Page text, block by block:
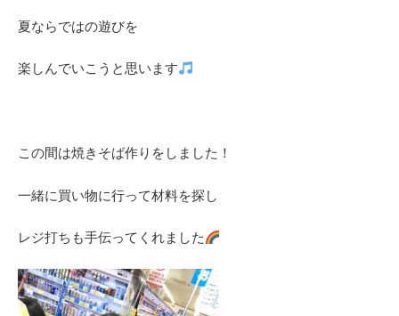
夏ならではの遊びを
楽しんでいこうと思います
この間は焼きそば作りをしました！
一緒に買い物に行って材料を探し
レジ打ちも手伝ってくれました